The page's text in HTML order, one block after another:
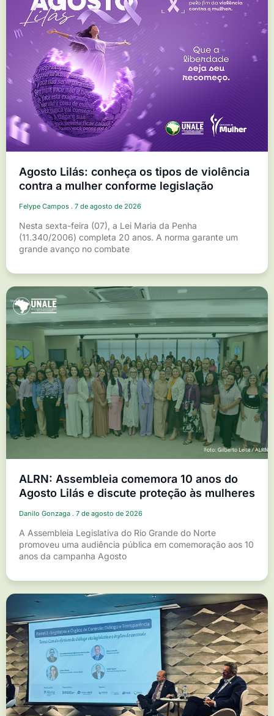
Agosto Lilás: conheça os tipos de violência
contra a mulher conforme legislação
Felype Campos 7 de agosto de 2026
Nesta sexta-feira (07), a Lei Maria da Penha
(11.340/2006) completa 20 anos. A norma garante um
grande avanço no combate
ALRN: Assembleia comemora 10 anos do
Agosto Lilás e discute proteção às mulheres
Danilo Gonzaga 7 de agosto de 2026
A Assembleia Legislativa do Rio Grande do Norte
promoveu uma audiência pública em comemoração aos 10
anos da campanha Agosto